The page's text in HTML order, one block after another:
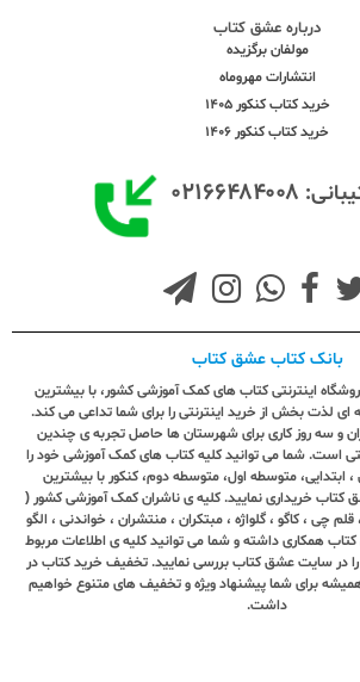
درباره عشق کتاب
مولفان برگزیده
انتشارات مهروماه
خرید کتاب کنکور 1405
خرید کتاب کنکور 1406
۰۲۱۶۶۴۸۴۰۰۸
بانک کتاب عشق کتاب
اینترنتی کتاب های کمک آموزشی کشور، با بیشترین
لذت بخش از خرید اینترنتی را برای شما تداعی می کند.
تهران و سه روز کاری برای شهرستان ها حاصل تجربه ی چندین
است. شما می توانید کلیه کتاب های کمک آموزشی خود را
ابتدایی، متوسطه اول، متوسطه دوم، کنکور با بیشترین
خریداری نمایید. کلیه ی ناشران کمک آموزشی کشور (
چی ، کاگو ، گلواژه ، مبتکران ، منتشران ، خواندنی ، الگو
همکاری داشته و شما می توانید کلیه ی اطلاعات مربوط
در سایت عشق کتاب بررسی نمایید. تخفیف خرید کتاب در
برای شما پیشنهاد ویژه و تخفیف های متنوع خواهیم
داشت.